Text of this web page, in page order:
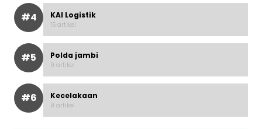
#4 KAI Logistik
15 artikel
#5 Polda jambi
9 artikel
#6 Kecelakaan
9 artikel